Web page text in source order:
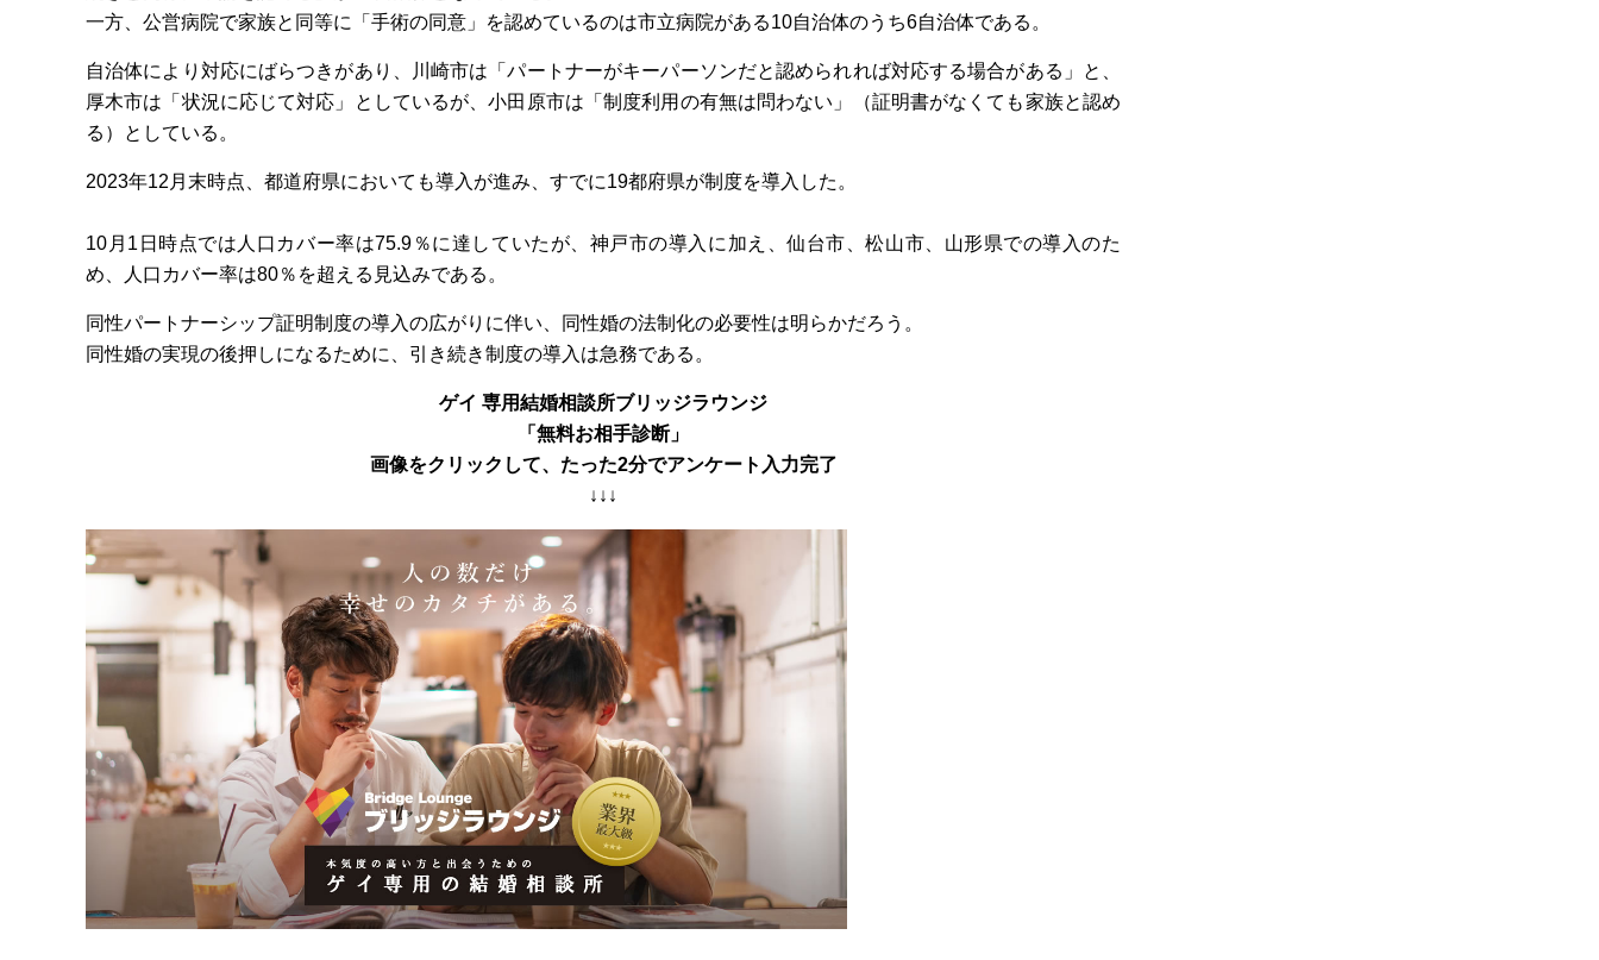
一方、公営病院で家族と同等に「手術の同意」を認めているのは市立病院がある10自治体のうち6自治体である。
自治体により対応にばらつきがあり、川崎市は「パートナーがキーパーソンだと認められれば対応する場合がある」と、
厚木市は「状況に応じて対応」としているが、小田原市は「制度利用の有無は問わない」（証明書がなくても家族と認め
る）としている。
2023年12月末時点、都道府県においても導入が進み、すでに19都府県が制度を導入した。
10月1日時点では人口カバー率は75.9％に達していたが、神戸市の導入に加え、仙台市、松山市、山形県での導入のた
め、人口カバー率は80％を超える見込みである。
同性パートナーシップ証明制度の導入の広がりに伴い、同性婚の法制化の必要性は明らかだろう。
同性婚の実現の後押しになるために、引き続き制度の導入は急務である。
ゲイ 専用結婚相談所ブリッジラウンジ
「無料お相手診断」
画像をクリックして、たった2分でアンケート入力完了
↓↓↓